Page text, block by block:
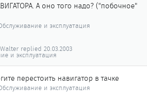
А оно того надо? ("побочное"
и эксплуатация
и эксплуатация
20.03.2003
перестоить навигатор в тачке
и эксплуатация